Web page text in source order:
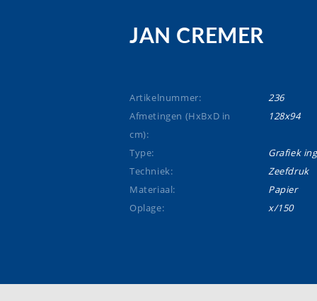
JAN CREMER
Artikelnummer:
236
Afmetingen (HxBxD in
cm):
128x94
Type:
Grafiek
Techniek:
Zeefdruk
Materiaal:
Papier
Oplage:
x/150